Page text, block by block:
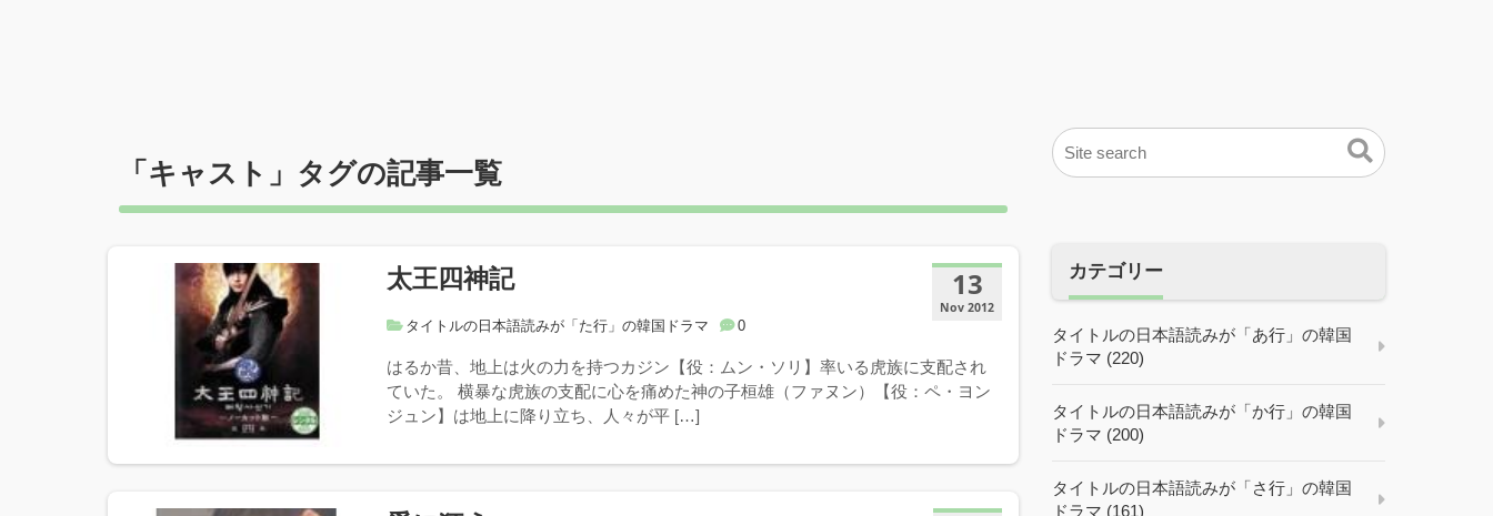
「 キャスト 」タグの記事一覧
13
Nov 2012
太王四神記
タイトルの日本語読みが「た行」の韓国ドラマ 0
はるか昔、地上は火の力を持つカジン【役：ムン・ソリ】率いる虎族に支配され
ていた。 横暴な虎族の支配に心を痛めた神の子桓雄（ファヌン）【役：ペ・ヨン
ジュン】は地上に降り立ち、人々が平 […]
カテゴリー
タイトルの日本語読みが「あ行」の韓国
ドラマ (220)
タイトルの日本語読みが「か行」の韓国
ドラマ (200)
タイトルの日本語読みが「さ行」の韓国
ドラマ (161)